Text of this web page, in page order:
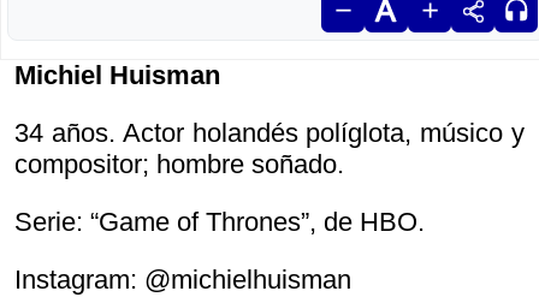
Michiel Huisman
34 años. Actor holandés políglota, músico y
compositor; hombre soñado.
Serie: “Game of Thrones”, de HBO.
Instagram: @michielhuisman